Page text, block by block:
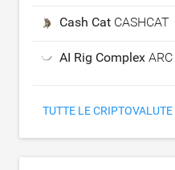
Cash Cat CASHCAT
AI Rig Complex ARC
TUTTE LE CRIPTOVALUTE